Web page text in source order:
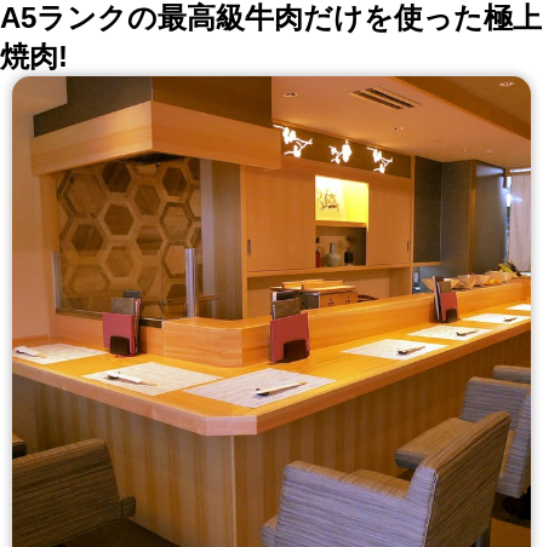
A5ランクの最高級牛肉だけを使った極上
焼肉!